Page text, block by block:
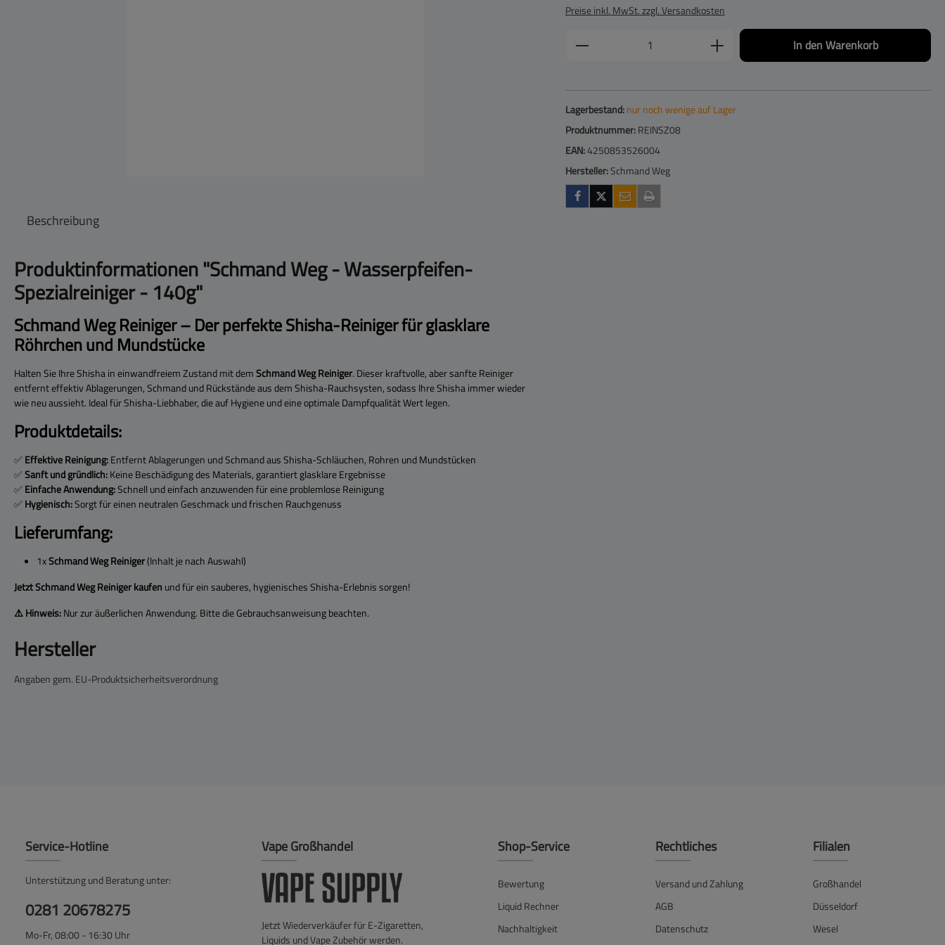
Preise inkl. MwSt. zzgl. Versandkosten
Produkt Anzahl: Gib den gewünschten Wert ein
In den Warenkorb
Lagerbestand:nur noch wenige auf Lager
Produktnummer:REINSZ08
EAN:4250853526004
Hersteller:Schmand Weg
Beschreibung
Produktinformationen "Schmand Weg - Wasserpfeifen-
Spezialreiniger - 140g"
Schmand Weg Reiniger – Der perfekte Shisha-Reiniger für glasklare
Röhrchen und Mundstücke
Halten Sie Ihre Shisha in einwandfreiem Zustand mit demSchmand Weg Reiniger. Dieser kraftvolle, aber sanfte Reiniger
entfernt effektiv Ablagerungen, Schmand und Rückstände aus dem Shisha-Rauchsysten, sodass Ihre Shisha immer wieder
wie neu aussieht. Ideal für Shisha-Liebhaber, die auf Hygiene und eine optimale Dampfqualität Wert legen.
Produktdetails:
✅Effektive Reinigung:Entfernt Ablagerungen und Schmand aus Shisha-Schläuchen, Rohren und Mundstücken
✅Sanft und gründlich:Keine Beschädigung des Materials, garantiert glasklare Ergebnisse
✅Einfache Anwendung:Schnell und einfach anzuwenden für eine problemlose Reinigung
✅Hygienisch:Sorgt für einen neutralen Geschmack und frischen Rauchgenuss
Lieferumfang:
1xSchmand Weg Reiniger(Inhalt je nach Auswahl)
Jetzt Schmand Weg Reiniger kaufen und für ein sauberes, hygienisches Shisha-Erlebnis sorgen!
⚠️ Hinweis:Nur zur äußerlichen Anwendung. Bitte die Gebrauchsanweisung beachten.
Hersteller
Angaben gem. EU-Produktsicherheitsverordnung
Service-Hotline
Unterstützung und Beratung unter:
0281 20678275
Mo-Fr, 08:00 - 16:30 Uhr
Vape Großhandel
Jetzt Wiederverkäufer für E-Zigaretten,
Liquids und Vape Zubehör werden.
Shop-Service
Bewertung
Liquid Rechner
Nachhaltigkeit
Rechtliches
Versand und Zahlung
AGB
Datenschutz
Filialen
Großhandel
Düsseldorf
Wesel